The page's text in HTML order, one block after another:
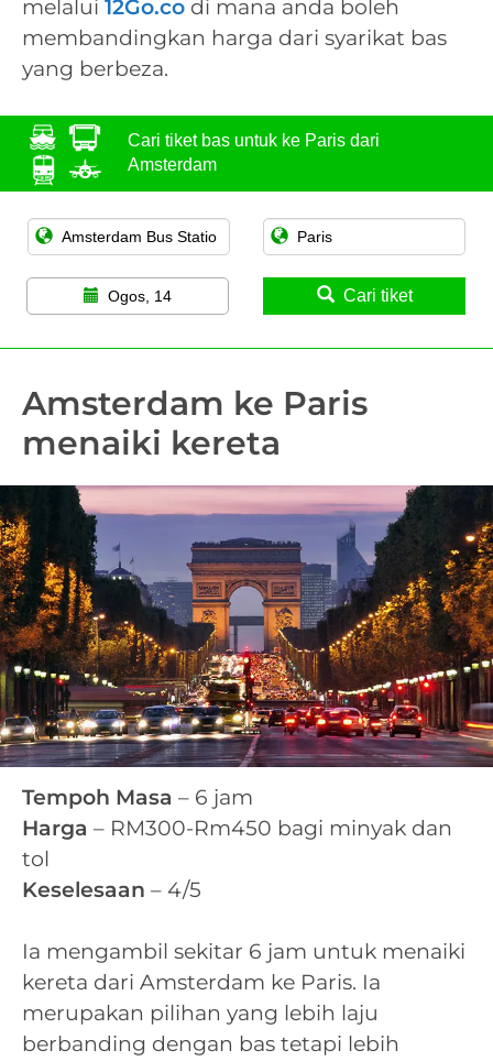
melalui 12Go.co di mana anda boleh
membandingkan harga dari syarikat bas
yang berbeza.
Cari tiket bas untuk ke Paris dari
Amsterdam
Ogos, 14 Cari tiket
Amsterdam ke Paris
menaiki kereta
Tempoh Masa – 6 jam
Harga – RM300-Rm450 bagi minyak dan
tol
Keselesaan – 4/5
Ia mengambil sekitar 6 jam untuk menaiki
kereta dari Amsterdam ke Paris. Ia
merupakan pilihan yang lebih laju
berbanding dengan bas tetapi lebih